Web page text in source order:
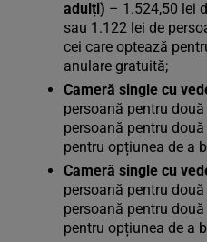
adulți) – 1.524,50 lei
sau 1.122 lei de
cei care optează
anulare gratuită;
Cameră single cu
persoană pentru
persoană pentru
pentru opțiunea de a
Cameră single cu
persoană pentru
persoană pentru
pentru opțiunea de a